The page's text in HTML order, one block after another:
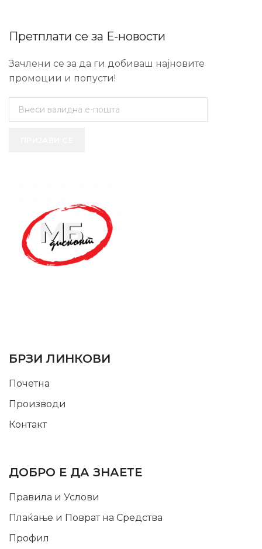
Претплати се за Е-новости
Зачлени се за да ги добиваш најновите
промоции и попусти!
БРЗИ ЛИНКОВИ
Почетна
Производи
Контакт
ДОБРО Е ДА ЗНАЕТЕ
Правила и Услови
Плаќање и Поврат на Средства
Профил